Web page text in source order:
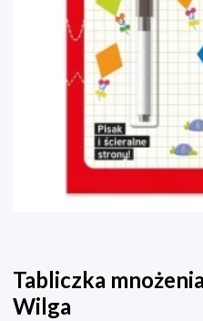
Tabliczka
Wilga